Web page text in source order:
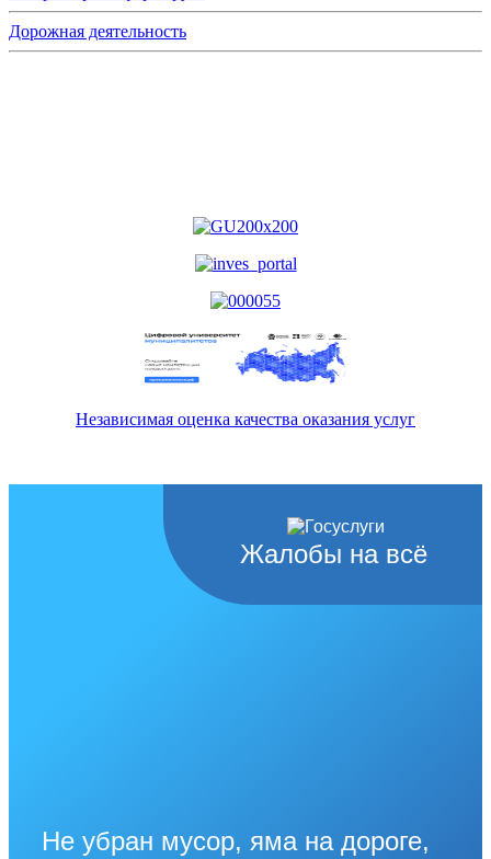
Дорожная деятельность
Независимая оценка качества оказания услуг
Жалобы на всё
Не убран мусор, яма на дороге,